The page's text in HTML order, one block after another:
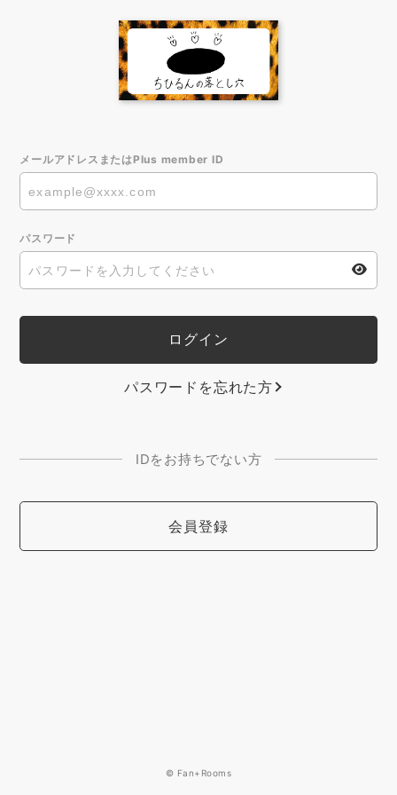
メールアドレスまたはPlus member ID
パスワード
パスワードを忘れた方
IDをお持ちでない方
会員登録
© Fan+Rooms